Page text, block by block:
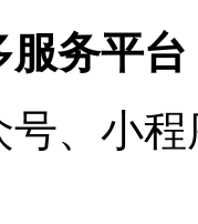
服务平台
、小